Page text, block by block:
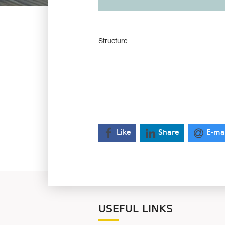
Structure
Like Share E-
USEFUL LINKS